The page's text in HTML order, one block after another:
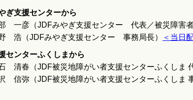
ぎ支援センターから
一彦（JDFみやぎ支援センター 代表／被災障害
浩（JDFみやぎ支援センター 事務局長）
＜当日
センターふくしまから
清春（JDF被災地障がい者支援センターふくしま
信弥（JDF被災地障がい者支援センターふくしま